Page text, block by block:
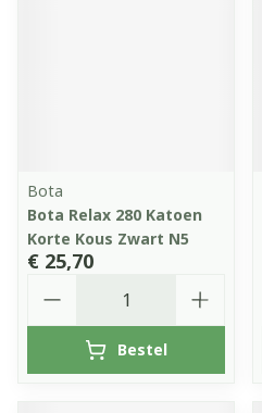
Bota
Bota Relax 280 Katoen
Korte Kous Zwart N5
€ 25,70
Bestel